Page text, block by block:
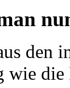
den
wie